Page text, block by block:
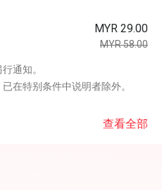
MYR 29.00
MYR 58.00
通知。
在特别条件中说明者除外。
查看全部